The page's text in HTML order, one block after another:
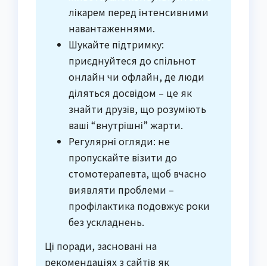
лікарем перед інтенсивними
навантаженнями.
Шукайте підтримку:
приєднуйтеся до спільнот
онлайн чи офлайн, де люди
діляться досвідом – це як
знайти друзів, що розуміють
ваші “внутрішні” жарти.
Регулярні огляди: не
пропускайте візити до
стомотерапевта, щоб вчасно
виявляти проблеми –
профілактика подовжує роки
без ускладнень.
Ці поради, засновані на
рекомендаціях з сайтів як